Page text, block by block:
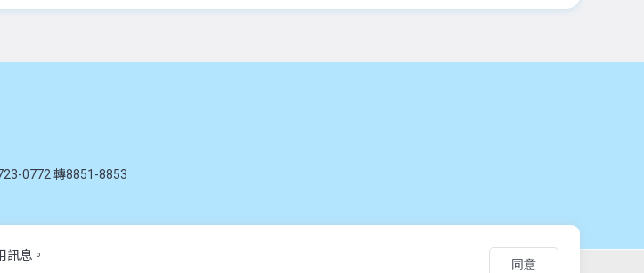
0772 轉8851-8853
訊息。
同意